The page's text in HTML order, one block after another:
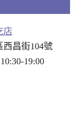
店
昌街104號
19:00